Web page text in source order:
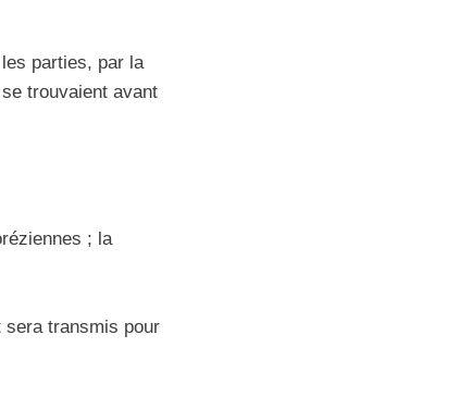
parties, par la
trouvaient avant
; la
sera transmis pour